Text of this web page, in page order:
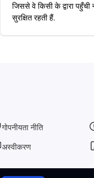
जिससे वे किसी के द्वारा
सुरक्षित रहती हैं.
गोपनीयता नीति
अस्वीकरण